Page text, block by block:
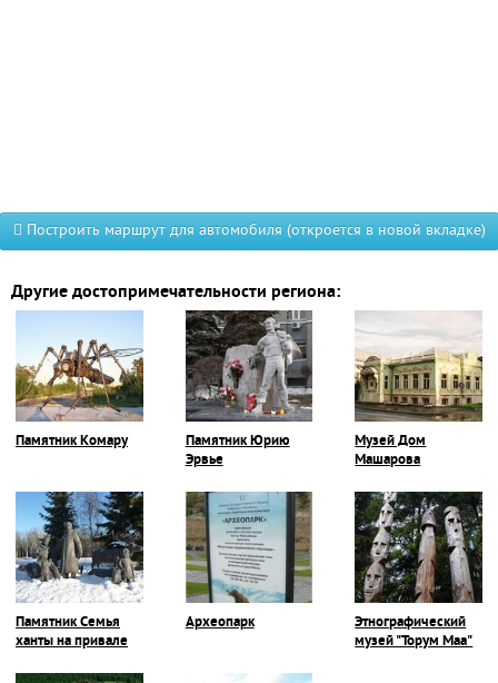
Построить маршрут для автомобиля (откроется в новой вкладке)
Другие достопримечательности региона:
Памятник Комару
Памятник Юрию
Эрвье
Музей Дом
Машарова
Памятник Семья
ханты на привале
Археопарк
Этнографический
музей "Торум Маа"